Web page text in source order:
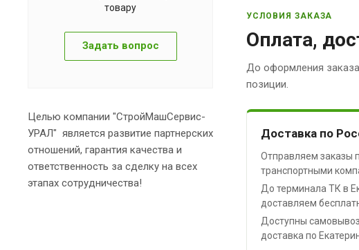
УСЛОВИЯ ЗАКАЗА
Оплата,
До оформления
позиции.
Доставка по
Отправляем заказы
транспортными
До терминала ТК в
доставляем
Доступны
доставка по
товару
Задать вопрос
Целью компании "СтройМашСервис-
УРАЛ" является развитие партнерских
отношений, гарантия качества и
ответственность за сделку на всех
этапах сотрудничества!